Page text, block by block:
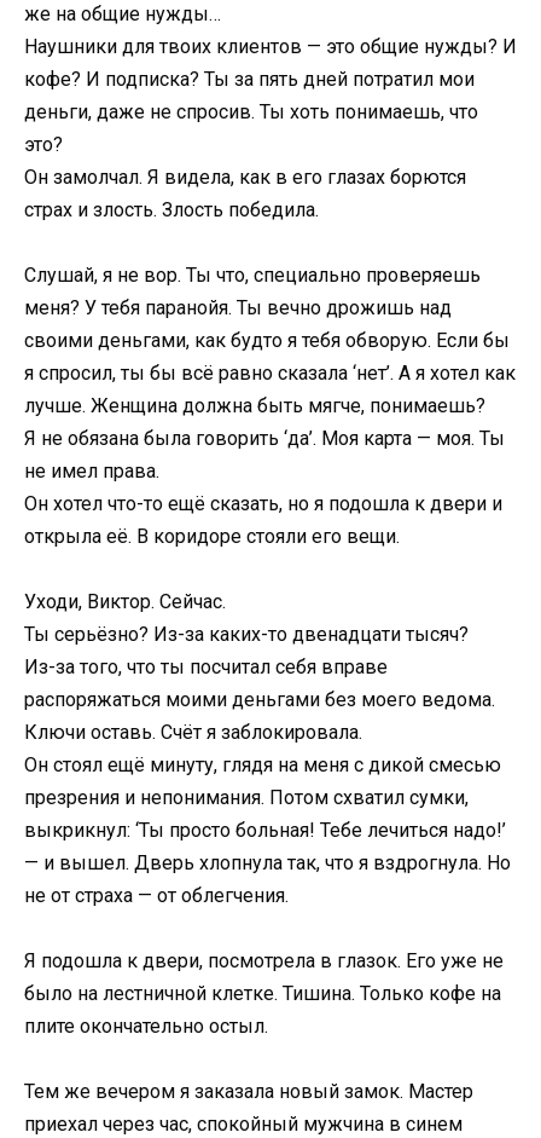
же на общие нужды…
Наушники для твоих клиентов — это общие нужды? И
кофе? И подписка? Ты за пять дней потратил мои
деньги, даже не спросив. Ты хоть понимаешь, что
это?
Он замолчал. Я видела, как в его глазах борются
страх и злость. Злость победила.
Слушай, я не вор. Ты что, специально проверяешь
меня? У тебя паранойя. Ты вечно дрожишь над
своими деньгами, как будто я тебя обворую. Если бы
я спросил, ты бы всё равно сказала ‘нет’. А я хотел как
лучше. Женщина должна быть мягче, понимаешь?
Я не обязана была говорить ‘да’. Моя карта — моя. Ты
не имел права.
Он хотел что-то ещё сказать, но я подошла к двери и
открыла её. В коридоре стояли его вещи.
Уходи, Виктор. Сейчас.
Ты серьёзно? Из-за каких-то двенадцати тысяч?
Из-за того, что ты посчитал себя вправе
распоряжаться моими деньгами без моего ведома.
Ключи оставь. Счёт я заблокировала.
Он стоял ещё минуту, глядя на меня с дикой смесью
презрения и непонимания. Потом схватил сумки,
выкрикнул: ‘Ты просто больная! Тебе лечиться надо!’
— и вышел. Дверь хлопнула так, что я вздрогнула. Но
не от страха — от облегчения.
Я подошла к двери, посмотрела в глазок. Его уже не
было на лестничной клетке. Тишина. Только кофе на
плите окончательно остыл.
Тем же вечером я заказала новый замок. Мастер
приехал через час, спокойный мужчина в синем